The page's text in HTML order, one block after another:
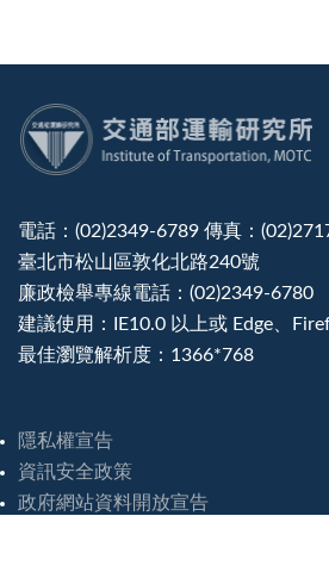
電話：(02)2349-6789 傳真：
臺北市松山區敦化北路240號
廉政檢舉專線電話：(02)2349-6780
建議使用：IE10.0 以上或 Edge、
最佳瀏覽解析度：1366*768
隱私權宣告
資訊安全政策
政府網站資料開放宣告